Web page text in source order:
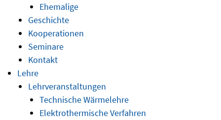
Ehemalige
Geschichte
Kooperationen
Seminare
Kontakt
Lehre
Lehrveranstaltungen
Technische Wärmelehre
Elektrothermische Verfahren